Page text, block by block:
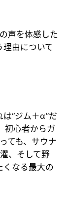
声を体感した
由について
は“ジム＋α”だ
初心者からガ
ても、サウナ
、そして野
くなる最大の